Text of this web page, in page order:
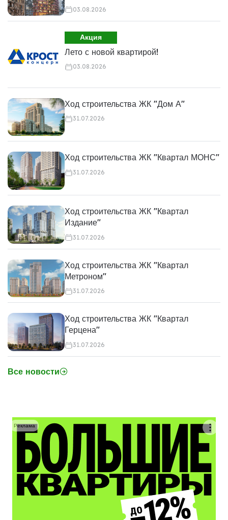
03.08.2026
Акция
Лето с новой квартирой!
03.08.2026
Ход строительства ЖК "Дом А"
31.07.2026
Ход строительства ЖК "Квартал МОНС"
31.07.2026
Ход строительства ЖК "Квартал
Издание"
31.07.2026
Ход строительства ЖК "Квартал
Метроном"
31.07.2026
Ход строительства ЖК "Квартал
Герцена"
31.07.2026
Все новости
Реклама